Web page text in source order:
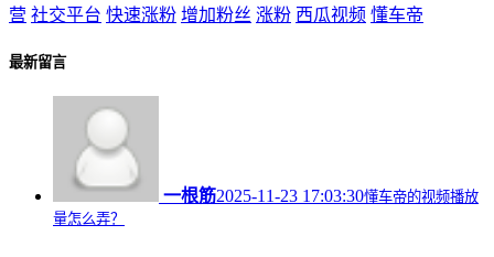
营 社交平台 快速涨粉 增加粉丝 涨粉 西瓜视频 懂车帝
最新留言
一根筋2025-11-23 17:03:30懂车帝的视频播放
量怎么弄？